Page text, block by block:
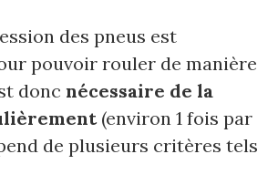
des pneus est
pouvoir rouler de manière
donc nécessaire de la
(environ 1 fois par
de plusieurs critères tels